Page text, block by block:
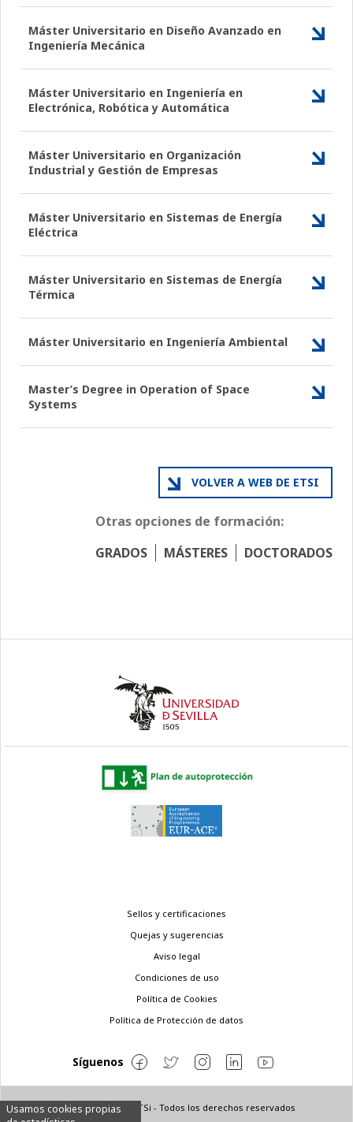
Usamos cookies propias
Máster Universitario en Diseño Avanzado en
Ingeniería Mecánica
Máster Universitario en Ingeniería en
Electrónica, Robótica y Automática
Máster Universitario en Organización
Industrial y Gestión de Empresas
Máster Universitario en Sistemas de Energía
Eléctrica
Máster Universitario en Sistemas de Energía
Térmica
Máster Universitario en Ingeniería Ambiental
Master’s Degree in Operation of Space
Systems
VOLVER A WEB DE ETSI
Otras opciones de formación:
GRADOS
MÁSTERES DOCTORADOS
© Copyright 2022 ETSi - Todos los derechos reservados
Sellos y certificaciones
Quejas y sugerencias
Aviso legal
Condiciones de uso
Política de Cookies
Política de Protección de datos
Síguenos